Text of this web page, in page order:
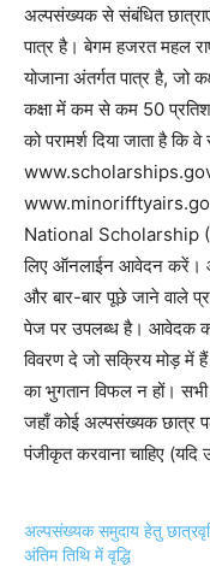
अल्पसंख्यक से संबंधित
पात्र है। बेगम हजरत महल
योजाना अंतर्गत पात्र है, जो
कक्षा में कम से कम 50
को परामर्श दिया जाता है कि वे
National Scholarship
लिए ऑनलाईन आवेदन करें।
और बार-बार पूछे जाने वाले
पेज पर उपलब्ध है। आवेदक को
विवरण दे जो सक्रिय मोड़ में हैं
का भुगतान विफल न हों। सभी
जहाँ कोई अल्पसंख्यक छात्र पढ़
पंजीकृत करवाना चाहिए (यदि
अल्पसंख्यक समुदाय हेतु
अंतिम तिथि में वृद्धि